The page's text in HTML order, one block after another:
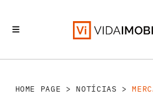
HOME PAGE > NOTÍCIAS >